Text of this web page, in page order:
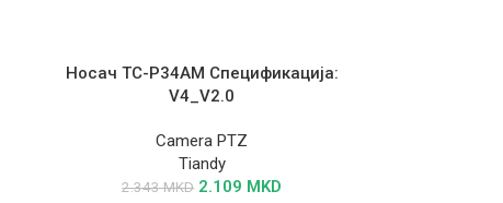
Носач TC-P34AM Спецификација:
V4_V2.0
Camera PTZ
Tiandy
2.343MKD 2.109 MKD